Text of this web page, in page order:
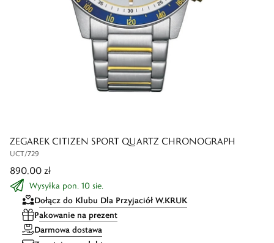
ZEGAREK CITIZEN SPORT QUARTZ CHRONOGRAPH
UCT/729
890,00 zł
Wysyłka pon. 10 sie.
Dołącz do Klubu Dla Przyjaciół W.KRUK
Pakowanie na prezent
Darmowa dostawa